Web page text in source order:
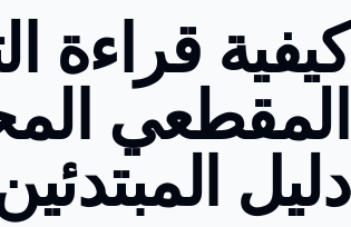
كيفية قراءة
المقطعي
دليل